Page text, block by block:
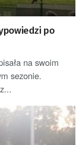
po
na swoim
sezonie.